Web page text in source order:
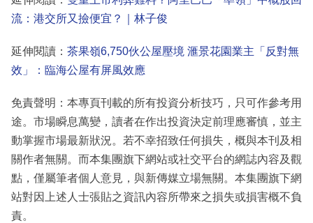
流：港交所又撿便宜？｜林子俊
延伸閱讀： 茶果嶺6,750伙公屋壓境 滙景花園業主「反對無
效」：臨海公屋有屏風效應
免責聲明：本專頁刊載的所有投資分析技巧，只可作參考用
途。市場瞬息萬變，讀者在作出投資決定前理應審慎，並主
動掌握市場最新狀況。若不幸招致任何損失，概與本刊及相
關作者無關。而本集團旗下網站或社交平台的網誌內容及觀
點，僅屬筆者個人意見，與新傳媒立場無關。本集團旗下網
站對因上述人士張貼之資訊內容所帶來之損失或損害概不負
責。